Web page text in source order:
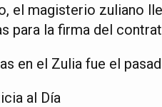
el magisterio zuliano
para la firma del
en el Zulia fue el
al Día